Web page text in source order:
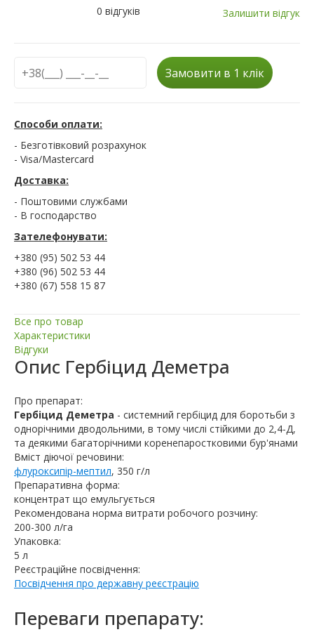
0 відгуків
Залишити відгук
Замовити в 1 клік
Способи оплати:
- Безготівковий розрахунок
- Visa/Mastercard
Доставка:
- Поштовими службами
- В господарство
Зателефонувати:
+380 (95) 502 53 44
+380 (96) 502 53 44
+380 (67) 558 15 87
Все про товар
Характеристики
Відгуки
Опис Гербіцид Деметра
Про препарат:
Гербіцид Деметра - системний гербіцид для боротьби з
однорічними дводольними, в тому числі стійкими до 2,4-Д,
та деякими багаторічними коренепаростковими бур'янами
Вміст діючої речовини:
флуроксипір-мептил, 350 г/л
Препаративна форма:
концентрат що емульгується
Рекомендована норма витрати робочого розчину:
200-300 л/га
Упаковка:
5 л
Реєстраційне посвідчення:
Посвідчення про державну реєстрацію
Переваги препарату: